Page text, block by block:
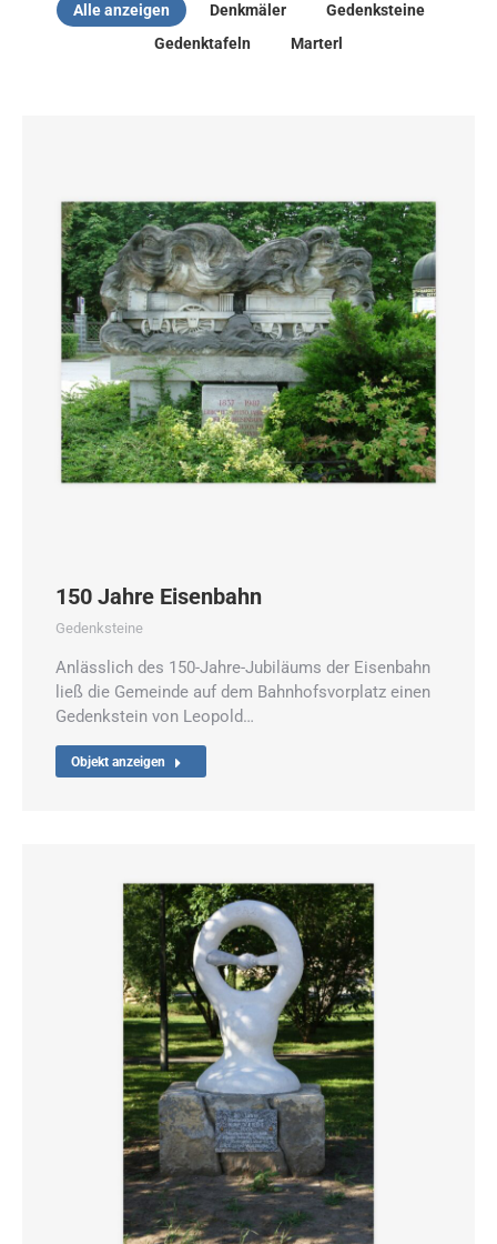
Alle anzeigen Denkmäler
Gedenksteine
Gedenktafeln
Marterl
150 Jahre Eisenbahn
Gedenksteine
Anlässlich des 150-Jahre-Jubiläums der Eisenbahn
ließ die Gemeinde auf dem Bahnhofsvorplatz einen
Gedenkstein von Leopold…
Objekt anzeigen